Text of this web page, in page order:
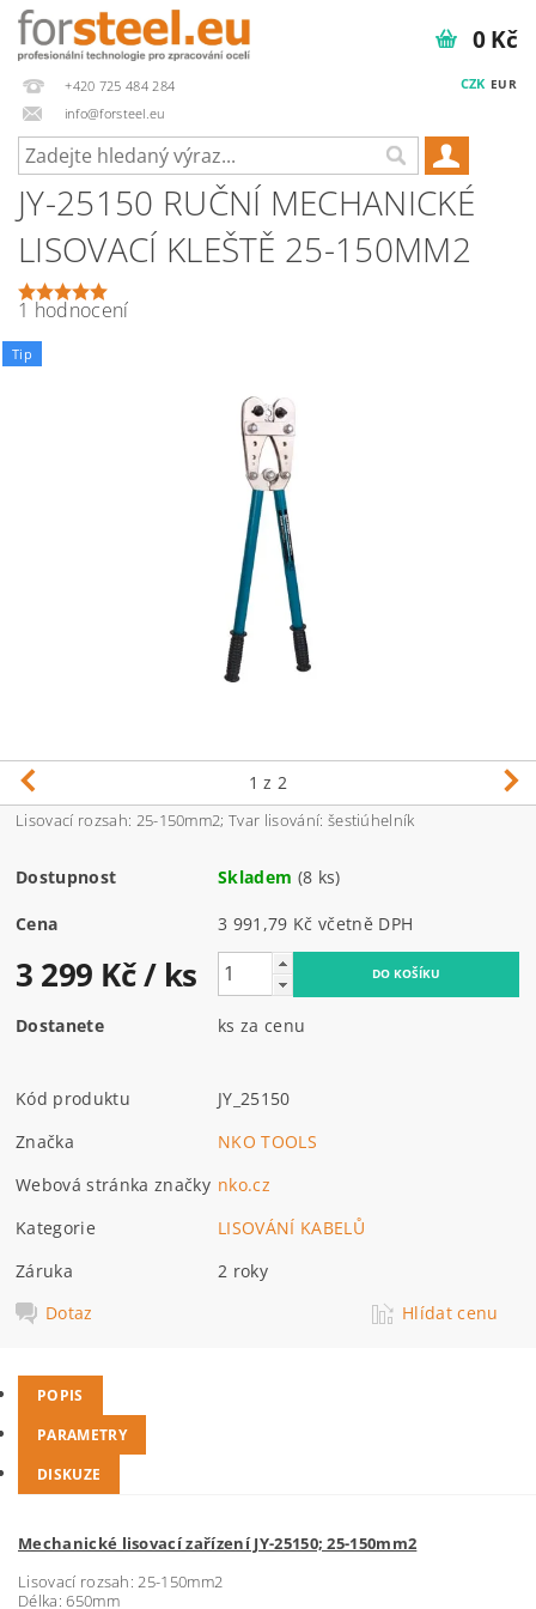
+420 725 484 284
info@forsteel.eu
CZK EUR
0 Kč
JY-25150 RUČNÍ MECHANICKÉ
LISOVACÍ KLEŠTĚ 25-150MM2
1 hodnocení
Tip
1 z 2
Lisovací rozsah: 25-150mm2; Tvar lisování: šestiúhelník
Dostupnost Skladem (8 ks)
Cena 3 991,79 Kč včetně DPH
3 299 Kč/ ks
Dostanete ks za cenu
Kód produktu
JY_25150
Značka
NKO TOOLS
Webová stránka značky nko.cz
Kategorie
LISOVÁNÍ KABELŮ
Záruka
2 roky
Dotaz
Hlídat cenu
POPIS
PARAMETRY
DISKUZE
Mechanické lisovací zařízení JY-25150; 25-150mm2
Lisovací rozsah: 25-150mm2
Délka: 650mm